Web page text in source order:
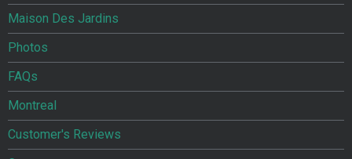
Maison Des Jardins
Photos
FAQs
Montreal
Customer's Reviews